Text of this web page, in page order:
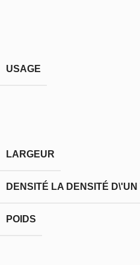
USAGE
LARGEUR
DENSITÉ LA DENSITÉ
POIDS